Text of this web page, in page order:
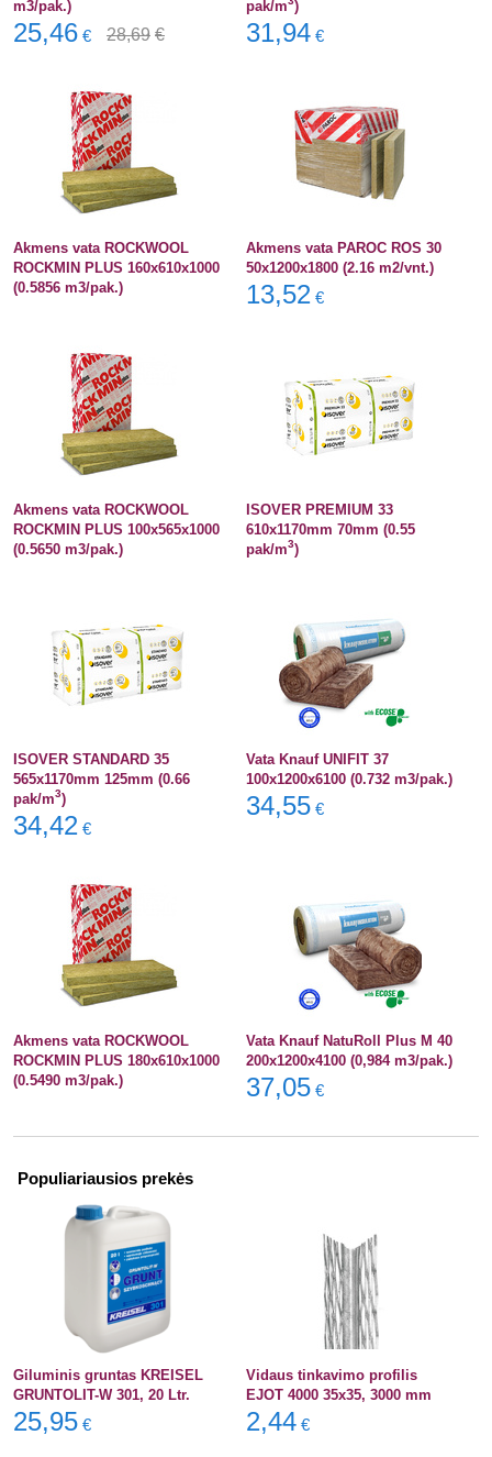
m3/pak.)
25,46 € 28,69 €
pak/m )
31,94 €
Akmens vata ROCKWOOL
ROCKMIN PLUS 160x610x1000
(0.5856 m3/pak.)
Akmens vata PAROC ROS 30
50x1200x1800 (2.16 m2/vnt.)
13,52 €
Akmens vata ROCKWOOL
ROCKMIN PLUS 100x565x1000
(0.5650 m3/pak.)
ISOVER PREMIUM 33
610x1170mm 70mm (0.55
pak/m3)
ISOVER STANDARD 35
565x1170mm 125mm (0.66
pak/m3)
34,42 €
Vata Knauf UNIFIT 37
100x1200x6100 (0.732 m3/pak.)
34,55 €
Akmens vata ROCKWOOL
ROCKMIN PLUS 180x610x1000
(0.5490 m3/pak.)
Vata Knauf NatuRoll Plus M 40
200x1200x4100 (0,984 m3/pak.)
37,05 €
Populiariausios prekės
Giluminis gruntas KREISEL
GRUNTOLIT-W 301, 20 Ltr.
25,95 €
Vidaus tinkavimo profilis
EJOT 4000 35x35, 3000 mm
2,44 €